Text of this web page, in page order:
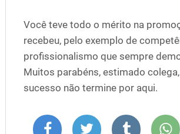
Você teve todo o mérito na
recebeu, pelo exemplo de
profissionalismo que sempre
Muitos parabéns, estimado
sucesso não termine por aqui.